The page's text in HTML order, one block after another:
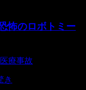
怖のロボトミー
医療事故
き